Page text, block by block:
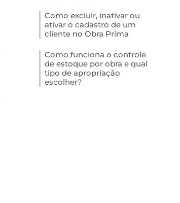
Como excluir, inativar ou
ativar o cadastro de um
cliente no Obra Prima
Como funciona o controle
de estoque por obra e qual
tipo de apropriação
escolher?